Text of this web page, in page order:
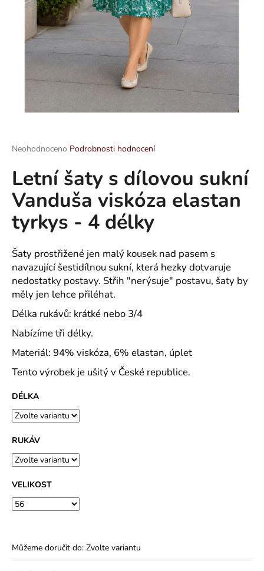
Průměrné
produktu
je
0,0
5
hvězdiček.
Neohodnoceno Podrobnosti hodnocení
Letní šaty s dílovou sukní
Vanduša viskóza elastan
tyrkys - 4 délky
Šaty prostřižené jen malý kousek nad pasem s
navazující šestidílnou sukní, která hezky dotvaruje
nedostatky postavy. Střih "nerýsuje" postavu, šaty by
měly jen lehce přiléhat.
Délka rukávů: krátké nebo 3/4
Nabízíme tři délky.
Materiál: 94% viskóza, 6% elastan, úplet
Tento výrobek je ušitý v České republice.
DÉLKA
RUKÁV
VELIKOST
Můžeme doručit do: Zvolte variantu
D
o
p
o
u
č
u
j
m
e
DOMÁCÍ
ŠATY
VÉČKA
TISK
TULIPÁNKY
2026
-
2
DÉLKY
489
Kč